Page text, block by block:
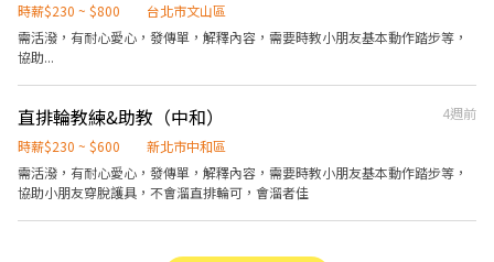
時薪$230 ~ $800
台北市文山區
需活潑，有耐心愛心，發傳單，解釋內容，需要時教小朋友基本動作踏步等，
協助...
直排輪教練&助教（中和）
4週前
時薪$230 ~ $600
新北市中和區
需活潑，有耐心愛心，發傳單，解釋內容，需要時教小朋友基本動作踏步等，
協助小朋友穿脫護具，不會溜直排輪可，會溜者佳